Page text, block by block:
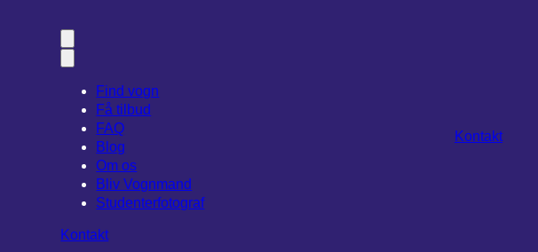
Find vogn
Få tilbud
FAQ
Blog
Om os
Bliv Vognmand
Studenterfotograf
Kontakt
Kontakt